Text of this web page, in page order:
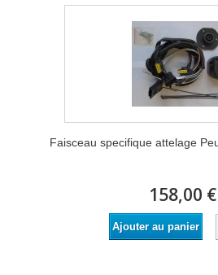
Faisceau specifique attelage
158,00 €
Ajouter au panier